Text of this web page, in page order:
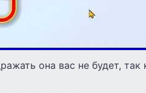
она вас не будет, так